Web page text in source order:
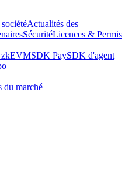
Actualités des
SécuritéLicences & Permis
zkEVMSDK PaySDK d'agent
du marché